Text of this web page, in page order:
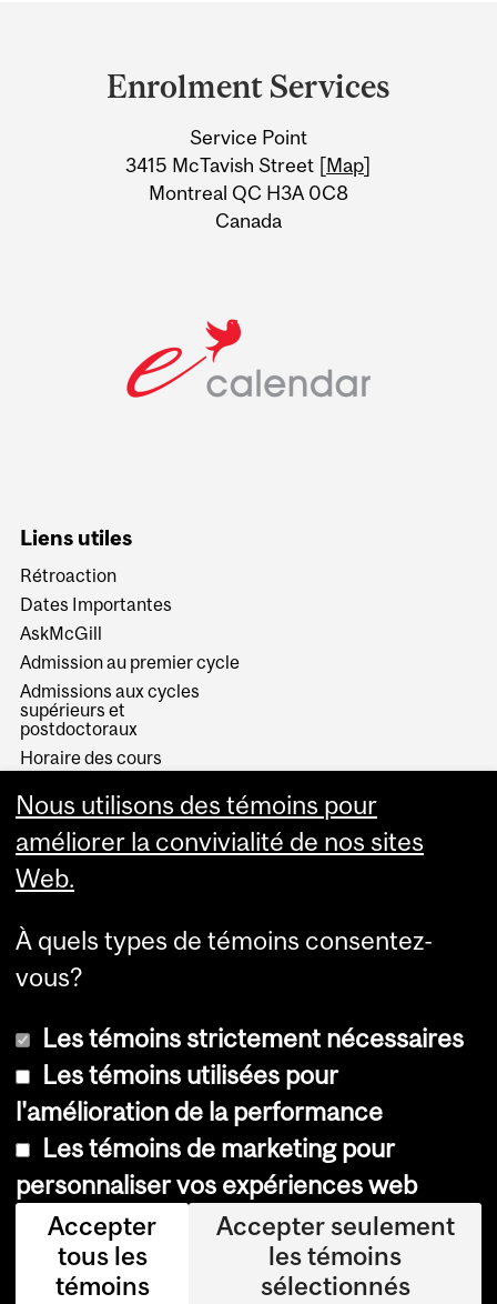
Information
Enrolment Services
Service Point
3415 McTavish Street [Map]
Montreal QC H3A 0C8
Canada
Liens utiles
Rétroaction
Dates Importantes
AskMcGill
Admission au premier cycle
Admissions aux cycles
supérieurs et
postdoctoraux
Horaire des cours
Services aux étudiants
© Université McGill, 2026
Accessibilité
Avis sur les témoins
Paramètres des témoins
Se connecter
Nous utilisons des témoins pour
améliorer la convivialité de nos sites
Web.
À quels types de témoins consentez-
vous?
Les témoins strictement nécessaires
Les témoins utilisées pour
l'amélioration de la performance
Les témoins de marketing pour
personnaliser vos expériences web
Accepter
tous les
témoins
Accepter seulement
les témoins
sélectionnés